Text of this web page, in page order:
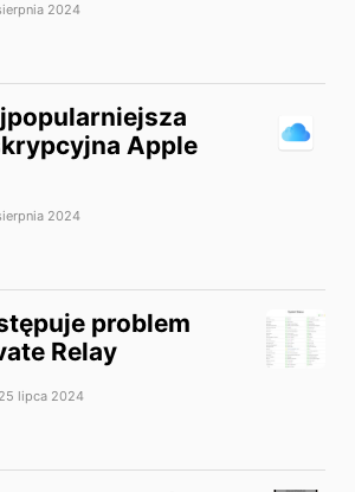
2024
Apple
2024
problem
Relay
25 lipca 2024